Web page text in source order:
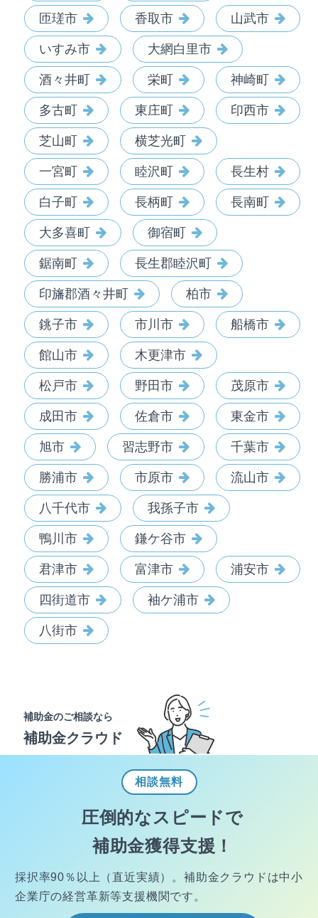
匝瑳市 香取市 山武市
いすみ市 大網白里市
酒々井町 栄町 神崎町
多古町 東庄町 印西市
芝山町 横芝光町
一宮町 睦沢町 長生村
白子町 長柄町 長南町
大多喜町 御宿町
鋸南町 長生郡睦沢町
印旛郡酒々井町 柏市
銚子市 市川市 船橋市
館山市 木更津市
松戸市 野田市 茂原市
成田市 佐倉市 東金市
旭市 習志野市 千葉市
勝浦市 市原市 流山市
八千代市 我孫子市
鴨川市 鎌ケ谷市
君津市 富津市 浦安市
四街道市 袖ケ浦市
八街市
補助金のご相談なら
補助金クラウド
相談無料
圧倒的なスピードで
補助金獲得支援！
採択率90％以上（直近実績）。 補助金クラウドは中小
企業庁の経営革新等支援機関です。